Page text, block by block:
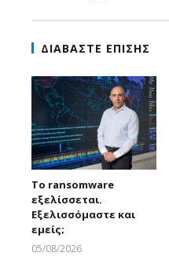
ΔΙΑΒΑΣΤΕ ΕΠΙΣΗΣ
Το ransomware
εξελίσσεται.
Εξελισσόμαστε και
εμείς;
05/08/2026